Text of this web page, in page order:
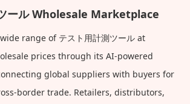
ール Wholesale Marketplace
range of テスト用計測ツール at
prices through its AI-powered
global suppliers with buyers for
border trade. Retailers, distributors,